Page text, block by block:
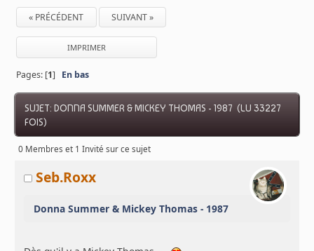
« PRÉCÉDENT SUIVANT »
IMPRIMER
Pages: [1] En bas
SUJET: DONNA SUMMER & MICKEY THOMAS - 1987 (LU 33227
FOIS)
0 Membres et 1 Invité sur ce sujet
Seb.Roxx
Donna Summer & Mickey Thomas - 1987